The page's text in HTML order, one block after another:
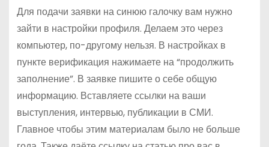
Для подачи заявки на синюю галочку вам нужно
зайти в настройки профиля. Делаем это через
компьютер, по-другому нельзя. В настройках в
пункте верификация нажимаете на “продолжить
заполнение”. В заявке пишите о себе общую
информацию. Вставляете ссылки на ваши
выступления, интервью, публикации в СМИ.
Главное чтобы этим материалам было не больше